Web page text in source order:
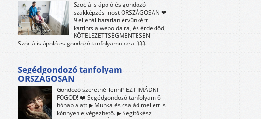
Szociális ápoló és gondozó
szakképzés most ORSZÁGOSAN ❤
9 ellenállhatatlan érvünkért
kattints a weboldalra, és érdeklődj
KÖTELEZETTSÉGMENTESEN
Szociális ápoló és gondozó tanfolyamunkra. ⤵⤵⤵
Segédgondozó tanfolyam
ORSZÁGOSAN
Gondozó szeretnél lenni? EZT IMÁDNI
FOGOD! ❤️ Segédgondozó tanfolyam 6
hónap alatt ▶ Munka és család mellett is
könnyen elvégezhető. ▶ Segítőkész